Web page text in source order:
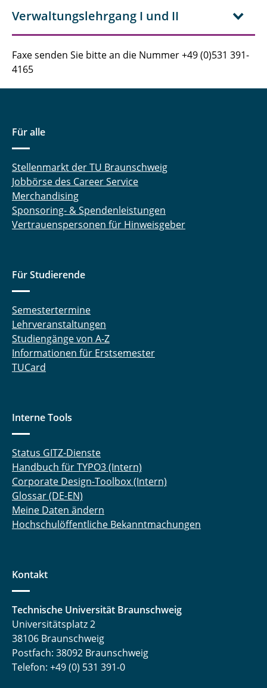
Verwaltungslehrgang I und II
Faxe senden Sie bitte an die Nummer +49 (0)531 391-
4165
Für alle
Stellenmarkt der TU Braunschweig
Jobbörse des Career Service
Merchandising
Sponsoring- & Spendenleistungen
Vertrauenspersonen für Hinweisgeber
Für Studierende
Semestertermine
Lehrveranstaltungen
Studiengänge von A-Z
Informationen für Erstsemester
TUCard
Interne Tools
Status GITZ-Dienste
Handbuch für TYPO3 (Intern)
Corporate Design-Toolbox (Intern)
Glossar (DE-EN)
Meine Daten ändern
Hochschulöffentliche Bekanntmachungen
Kontakt
Technische Universität Braunschweig
Universitätsplatz 2
38106 Braunschweig
Postfach: 38092 Braunschweig
Telefon: +49 (0) 531 391-0